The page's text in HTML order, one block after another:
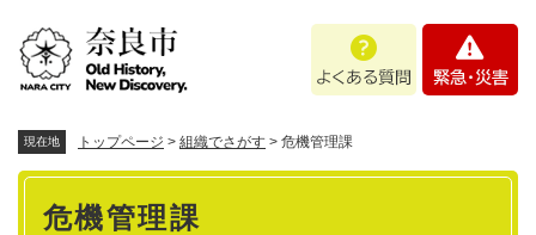
あ
問
・
現在地 トップページ > 組織でさがす > 危機管理課
本
危機管理課